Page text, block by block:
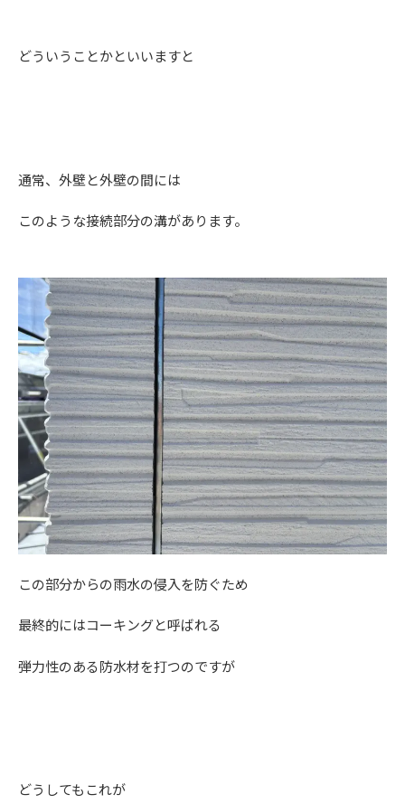
どういうことかといいますと
通常、外壁と外壁の間には
このような接続部分の溝があります。
この部分からの雨水の侵入を防ぐため
最終的にはコーキングと呼ばれる
弾力性のある防水材を打つのですが
どうしてもこれが